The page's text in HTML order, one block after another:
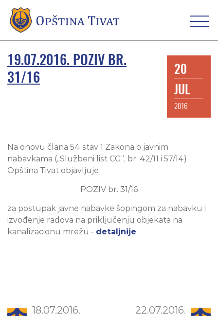
19.07.2016. POZIV BR.
31/16
20
JUL
2016
Na onovu člana 54 stav 1 Zakona o javnim
nabavkama („Službeni list CG“, br. 42/11 i 57/14)
Opština Tivat objavljuje
POZIV br. 31/16
za postupak javne nabavke šopingom za nabavku i
izvođenje radova na priključenju objekata na
kanalizacionu mrežu - detaljnije
18.07.2016.
22.07.2016.